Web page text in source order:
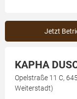
Jetzt
KAPHA
Opelstraße 11 C,
Weiterstadt)